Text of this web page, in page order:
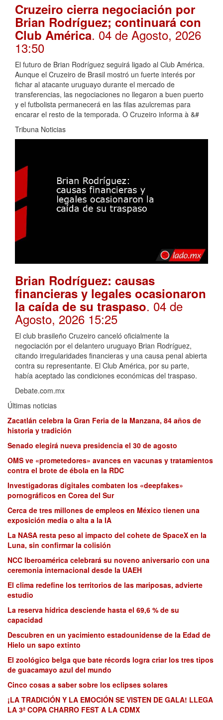
Cruzeiro cierra negociación por
Brian Rodríguez; continuará con
Club América. 04 de Agosto, 2026
13:50
El futuro de Brian Rodríguez seguirá ligado al Club América.
Aunque el Cruzeiro de Brasil mostró un fuerte interés por
fichar al atacante uruguayo durante el mercado de
transferencias, las negociaciones no llegaron a buen puerto
y el futbolista permanecerá en las filas azulcremas para
encarar el resto de la temporada. O Cruzeiro informa à &#
Tribuna Noticias
Brian Rodríguez: causas
financieras y legales ocasionaron
la caída de su traspaso. 04 de
Agosto, 2026 15:25
El club brasileño Cruzeiro canceló oficialmente la
negociación por el delantero uruguayo Brian Rodríguez,
citando irregularidades financieras y una causa penal abierta
contra su representante. El Club América, por su parte,
había aceptado las condiciones económicas del traspaso.
Debate.com.mx
Últimas noticias
Zacatlán celebra la Gran Feria de la Manzana, 84 años de
historia y tradición
Senado elegirá nueva presidencia el 30 de agosto
OMS ve «prometedores» avances en vacunas y tratamientos
contra el brote de ébola en la RDC
Investigadoras digitales combaten los «deepfakes»
pornográficos en Corea del Sur
Cerca de tres millones de empleos en México tienen una
exposición media o alta a la IA
La NASA resta peso al impacto del cohete de SpaceX en la
Luna, sin confirmar la colisión
NCC Iberoamérica celebrará su noveno aniversario con una
ceremonia internacional desde la UAEH
El clima redefine los territorios de las mariposas, advierte
estudio
La reserva hídrica desciende hasta el 69,6 % de su
capacidad
Descubren en un yacimiento estadounidense de la Edad de
Hielo un sapo extinto
El zoológico belga que bate récords logra criar los tres tipos
de guacamayo azul del mundo
Cinco cosas a saber sobre los eclipses solares
¡LA TRADICIÓN Y LA EMOCIÓN SE VISTEN DE GALA! LLEGA
LA 3ª COPA CHARRO FEST A LA CDMX